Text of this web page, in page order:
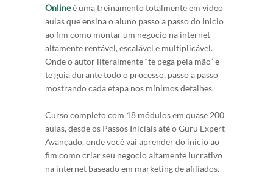
Onlineé uma treinamento totalmente em vídeo
aulas que ensina o aluno passo a passo do inicio
ao fim como montar um negocio na internet
altamente rentável, escalável e multiplicável.
Onde o autor literalmente “te pega pela mão” e
te guia durante todo o processo, passo a passo
mostrando cada etapa nos mínimos detalhes.
Curso completo com 18 módulos em quase 200
aulas, desde os Passos Iniciais até o Guru Expert
Avançado, onde você vai aprender do inicio ao
fim como criar seu negocio altamente lucrativo
na internet baseado em marketing de afiliados.